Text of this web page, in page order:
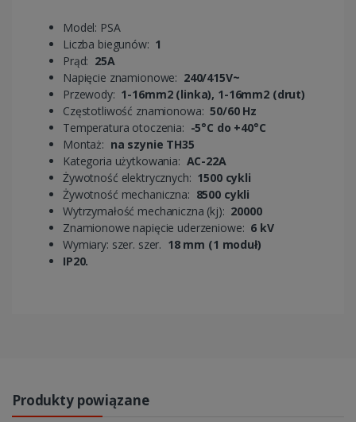
Model: PSA
Liczba biegunów: 1
Prąd: 25A
Napięcie znamionowe: 240/415V~
Przewody: 1-16mm2 (linka), 1-16mm2 (drut)
Częstotliwość znamionowa:50/60 Hz
Temperatura otoczenia: -5°C do +40°C
Montaż: na szynie TH35
Kategoria użytkowania: AC-22A
Żywotność elektrycznych: 1500 cykli
Żywotność mechaniczna: 8500 cykli
Wytrzymałość mechaniczna (kj): 20000
Znamionowe napięcie uderzeniowe: 6 kV
Wymiary: szer. szer. 18 mm (1 moduł)
IP20.
Produkty powiązane